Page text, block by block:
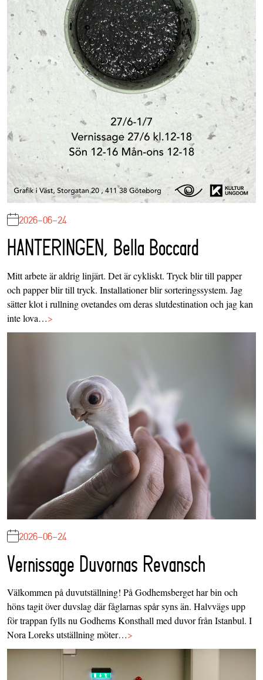
2026-06-24
HANTERINGEN, Bella Boccard
Mitt arbete är aldrig linjärt. Det är cykliskt. Tryck blir till papper
och papper blir till tryck. Installationer blir sorteringssystem. Jag
sätter klot i rullning ovetandes om deras slutdestination och jag kan
inte lova…>
2026-06-24
Vernissage Duvornas Revansch
Välkommen på duvutställning! På Godhemsberget har bin och
höns tagit över duvslag där fåglarnas spår syns än. Halvvägs upp
för trappan fylls nu Godhems Konsthall med duvor från Istanbul. I
Nora Loreks utställning möter…>